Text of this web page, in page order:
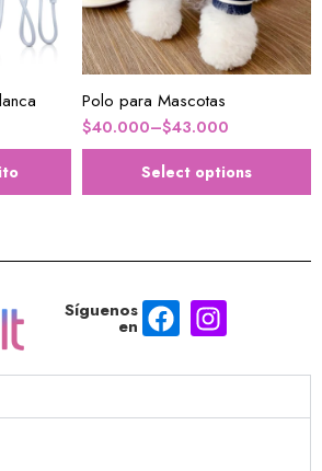
Polo para Mascotas
$40.000–$43.000
M
Select options
Síguenos
en